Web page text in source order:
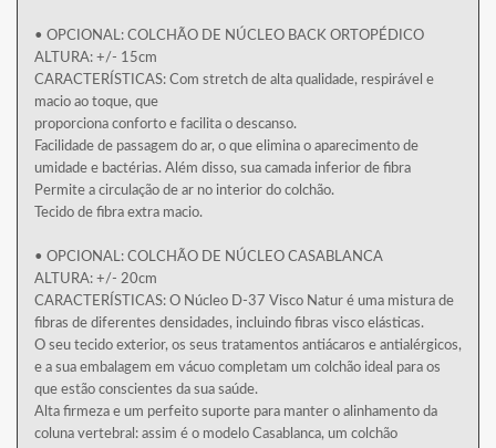
• OPCIONAL: COLCHÃO DE NÚCLEO BACK ORTOPÉDICO
ALTURA: +/- 15cm
CARACTERÍSTICAS: Com stretch de alta qualidade, respirável e
macio ao toque, que
proporciona conforto e facilita o descanso.
Facilidade de passagem do ar, o que elimina o aparecimento de
umidade e bactérias. Além disso, sua camada inferior de fibra
Permite a circulação de ar no interior do colchão.
Tecido de fibra extra macio.
• OPCIONAL: COLCHÃO DE NÚCLEO CASABLANCA
ALTURA: +/- 20cm
CARACTERÍSTICAS: O Núcleo D-37 Visco Natur é uma mistura de
fibras de diferentes densidades, incluindo fibras visco elásticas.
O seu tecido exterior, os seus tratamentos antiácaros e antialérgicos,
e a sua embalagem em vácuo completam um colchão ideal para os
que estão conscientes da sua saúde.
Alta firmeza e um perfeito suporte para manter o alinhamento da
coluna vertebral: assim é o modelo Casablanca, um colchão